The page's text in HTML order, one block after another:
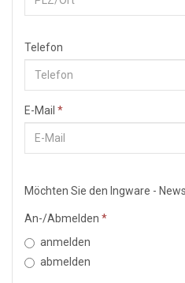
Telefon
E-Mail *
Möchten Sie den Ingware -
An-/Abmelden *
anmelden
abmelden